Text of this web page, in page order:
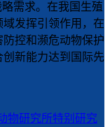
需求。在我国生殖
发挥引领作用，在
控和濒危动物保护
新能力达到国际先
物研究所特别研究